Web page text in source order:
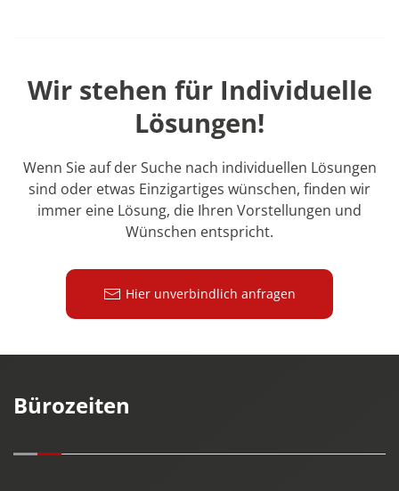
Wir stehen für Individuelle
Lösungen!
Wenn Sie auf der Suche nach individuellen Lösungen
sind oder etwas Einzigartiges wünschen, finden wir
immer eine Lösung, die Ihren Vorstellungen und
Wünschen entspricht.
Hier unverbindlich anfragen
Bürozeiten